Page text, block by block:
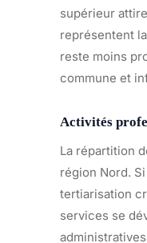
supérieur
représentent
reste moins
commune et
Activités
La répartition
région Nord.
tertiarisation
services se